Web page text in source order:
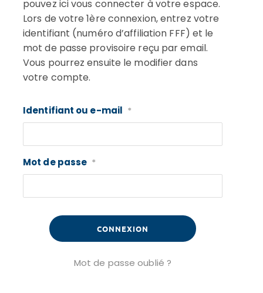
OFFRE D’EMPLOI CLUBS
ADHÉRER
SE CONNECTER
pouvez ici vous connecter à votre espace.
Lors de votre 1ère connexion, entrez votre
identifiant (numéro d’affiliation FFF) et le
mot de passe provisoire reçu par email.
Vous pourrez ensuite le modifier dans
votre compte.
Identifiant ou e-mail *
Mot de passe *
Mot de passe oublié ?